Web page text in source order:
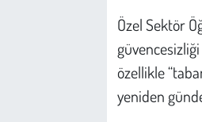
Özel Sektör
özellikle
yeniden